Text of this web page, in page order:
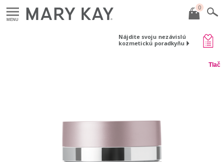
MENU
0
Nájdite svoju nezávislú
kozmetickú poradkyňu
Tlač